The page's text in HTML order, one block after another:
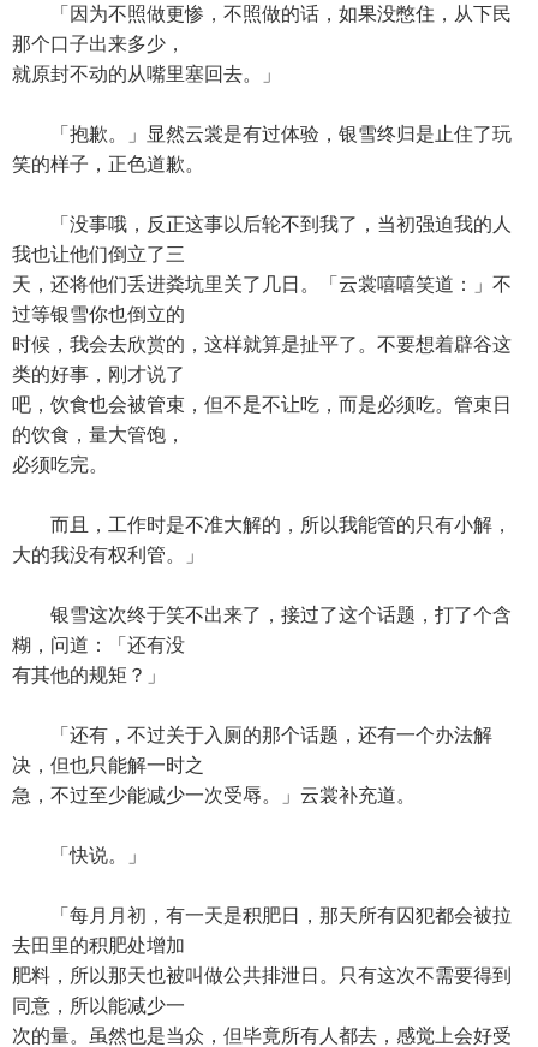
「因为不照做更惨，不照做的话，如果没憋住，从下民
那个口子出来多少，
就原封不动的从嘴里塞回去。」
「抱歉。」显然云裳是有过体验，银雪终归是止住了玩
笑的样子，正色道歉。
「没事哦，反正这事以后轮不到我了，当初强迫我的人
我也让他们倒立了三
天，还将他们丢进粪坑里关了几日。「云裳嘻嘻笑道：」不
过等银雪你也倒立的
时候，我会去欣赏的，这样就算是扯平了。不要想着辟谷这
类的好事，刚才说了
吧，饮食也会被管束，但不是不让吃，而是必须吃。管束日
的饮食，量大管饱，
必须吃完。
而且，工作时是不准大解的，所以我能管的只有小解，
大的我没有权利管。」
银雪这次终于笑不出来了，接过了这个话题，打了个含
糊，问道：「还有没
有其他的规矩？」
「还有，不过关于入厕的那个话题，还有一个办法解
决，但也只能解一时之
急，不过至少能减少一次受辱。」云裳补充道。
「快说。」
「每月月初，有一天是积肥日，那天所有囚犯都会被拉
去田里的积肥处增加
肥料，所以那天也被叫做公共排泄日。只有这次不需要得到
同意，所以能减少一
次的量。虽然也是当众，但毕竟所有人都去，感觉上会好受